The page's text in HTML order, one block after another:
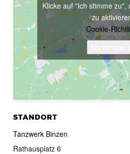
STANDORT
Tanzwerk Binzen
Rathausplatz 6
Klicke auf "Ich stimme zu",
zu
Cookie-